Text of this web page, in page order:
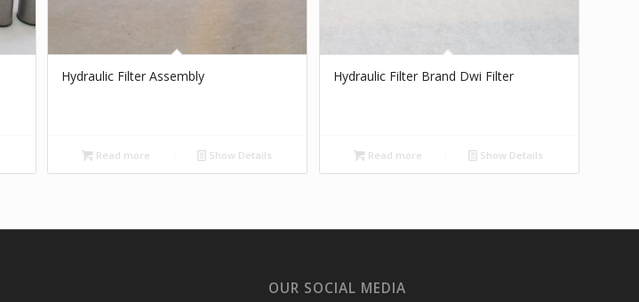
Hydraulic Filter Assembly
Read more Show Details
Hydraulic Filter Brand Dwi Filter
Read more Show Details
OUR SOCIAL MEDIA